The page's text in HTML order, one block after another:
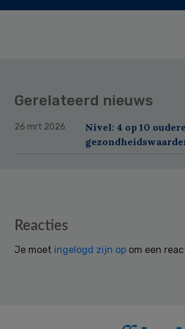
Gerelateerd nieuws
26 mrt 2026
Nivel: 4 op 10
Reader
Reacties
Je moet ingelogd zijn op om een